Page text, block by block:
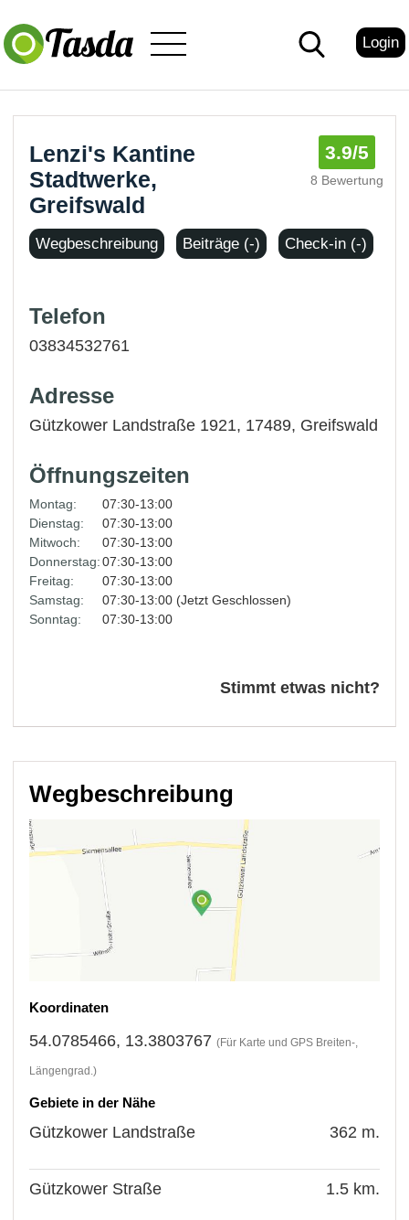
Login
Lenzi's Kantine
Stadtwerke,
Greifswald
3.9/5
8 Bewertung
Wegbeschreibung Beiträge (-) Check-in (-)
Telefon
03834532761
Adresse
Gützkower Landstraße 1921, 17489, Greifswald
Öffnungszeiten
Montag:
07:30-13:00
Dienstag:
07:30-13:00
Mitwoch:
07:30-13:00
Donnerstag: 07:30-13:00
Freitag:
07:30-13:00
Samstag:
07:30-13:00 (Jetzt Geschlossen)
Sonntag:
07:30-13:00
Stimmt etwas nicht?
Wegbeschreibung
Koordinaten
54.0785466, 13.3803767 (Für Karte und GPS Breiten-,
Längengrad.)
Gebiete in der Nähe
Gützkower Landstraße 362 m.
Gützkower Straße 1.5 km.